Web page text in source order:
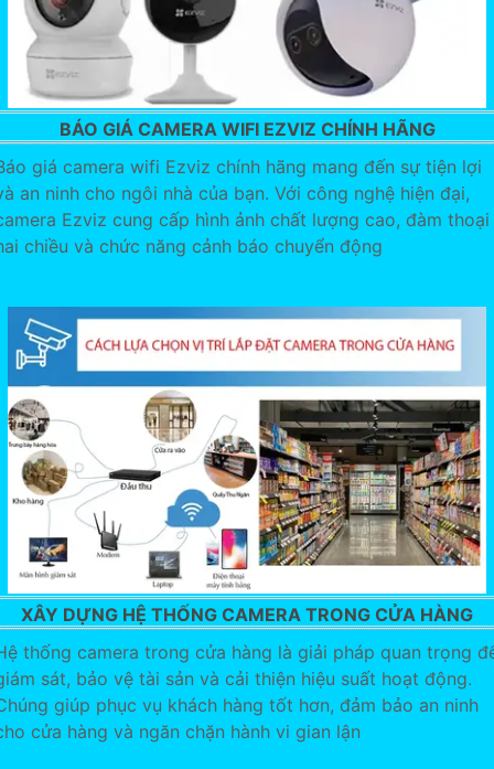
BÁO GIÁ CAMERA WIFI EZVIZ CHÍNH HÃNG
giá camera wifi Ezviz chính hãng mang đến sự tiện lợi
an ninh cho ngôi nhà của bạn. Với công nghệ hiện đại,
Ezviz cung cấp hình ảnh chất lượng cao, đàm thoại
chiều và chức năng cảnh báo chuyển động
XÂY DỰNG HỆ THỐNG CAMERA TRONG CỬA HÀNG
thống camera trong cửa hàng là giải pháp quan trọng
sát, bảo vệ tài sản và cải thiện hiệu suất hoạt động.
giúp phục vụ khách hàng tốt hơn, đảm bảo an ninh
cửa hàng và ngăn chặn hành vi gian lận